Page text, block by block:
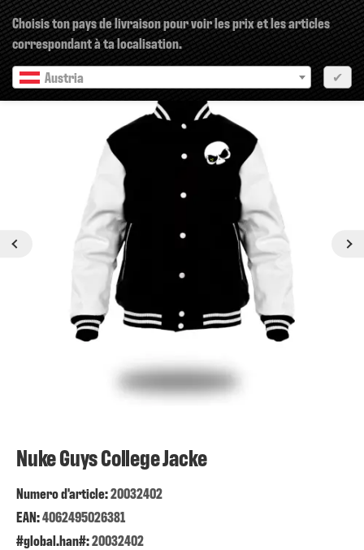
Choisis ton pays de livraison pour voir les prix et les articles
correspondant à ta localisation.
Austria
✔
Nuke Guys College Jacke
Numero d'article:20032402
EAN:4062495026381
#global.han#:20032402